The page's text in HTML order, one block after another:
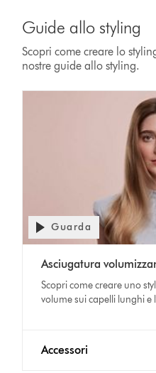
Guide allo styling
Scopri come creare lo
nostre guide allo styling.
Transcript
Apri
trascrizione
video
Guarda
Asciugatura
Scopri come creare uno
volume sui capelli lunghi e
Accessori